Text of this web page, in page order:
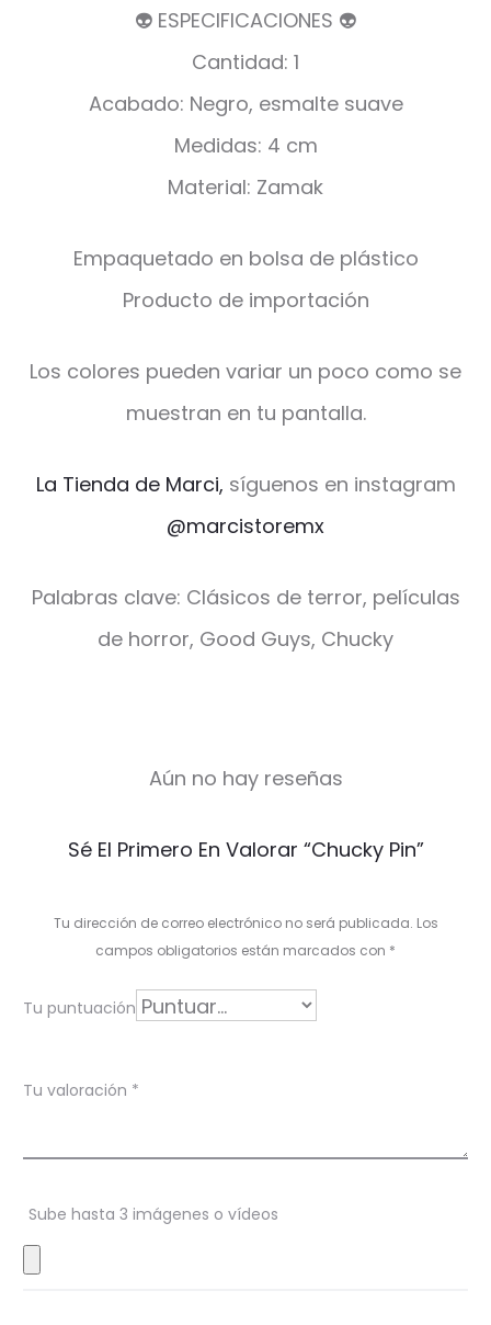
👽 ESPECIFICACIONES 👽
Cantidad: 1
Acabado: Negro, esmalte suave
Medidas: 4 cm
Material: Zamak
Empaquetado en bolsa de plástico
Producto de importación
Los colores pueden variar un poco como se
muestran en tu pantalla.
La Tienda de Marci, síguenos en instagram
@marcistoremx
Palabras clave: Clásicos de terror, películas
de horror, Good Guys, Chucky
r
i
o
e
s
Aún no hay reseñas
Sé El Primero En Valorar “Chucky Pin”
Tu dirección de correo electrónico no será publicada. Los
campos obligatorios están marcados con *
Tu puntuación
Tu valoración *
Sube hasta 3 imágenes o vídeos